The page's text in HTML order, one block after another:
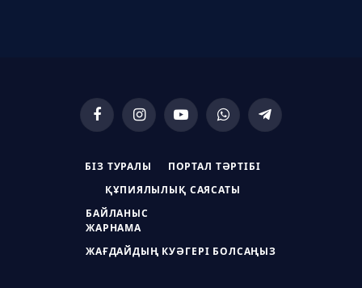
FacebookInstagramYouTubeWhatsAppTelegram
БІЗ ТУРАЛЫ ПОРТАЛ ТӘРТІБІ
ҚҰПИЯЛЫЛЫҚ САЯСАТЫ
БАЙЛАНЫС
ЖАРНАМА
ЖАҒДАЙДЫҢ КУӘГЕРІ БОЛСАҢЫЗ